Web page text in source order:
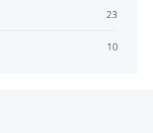
23
10